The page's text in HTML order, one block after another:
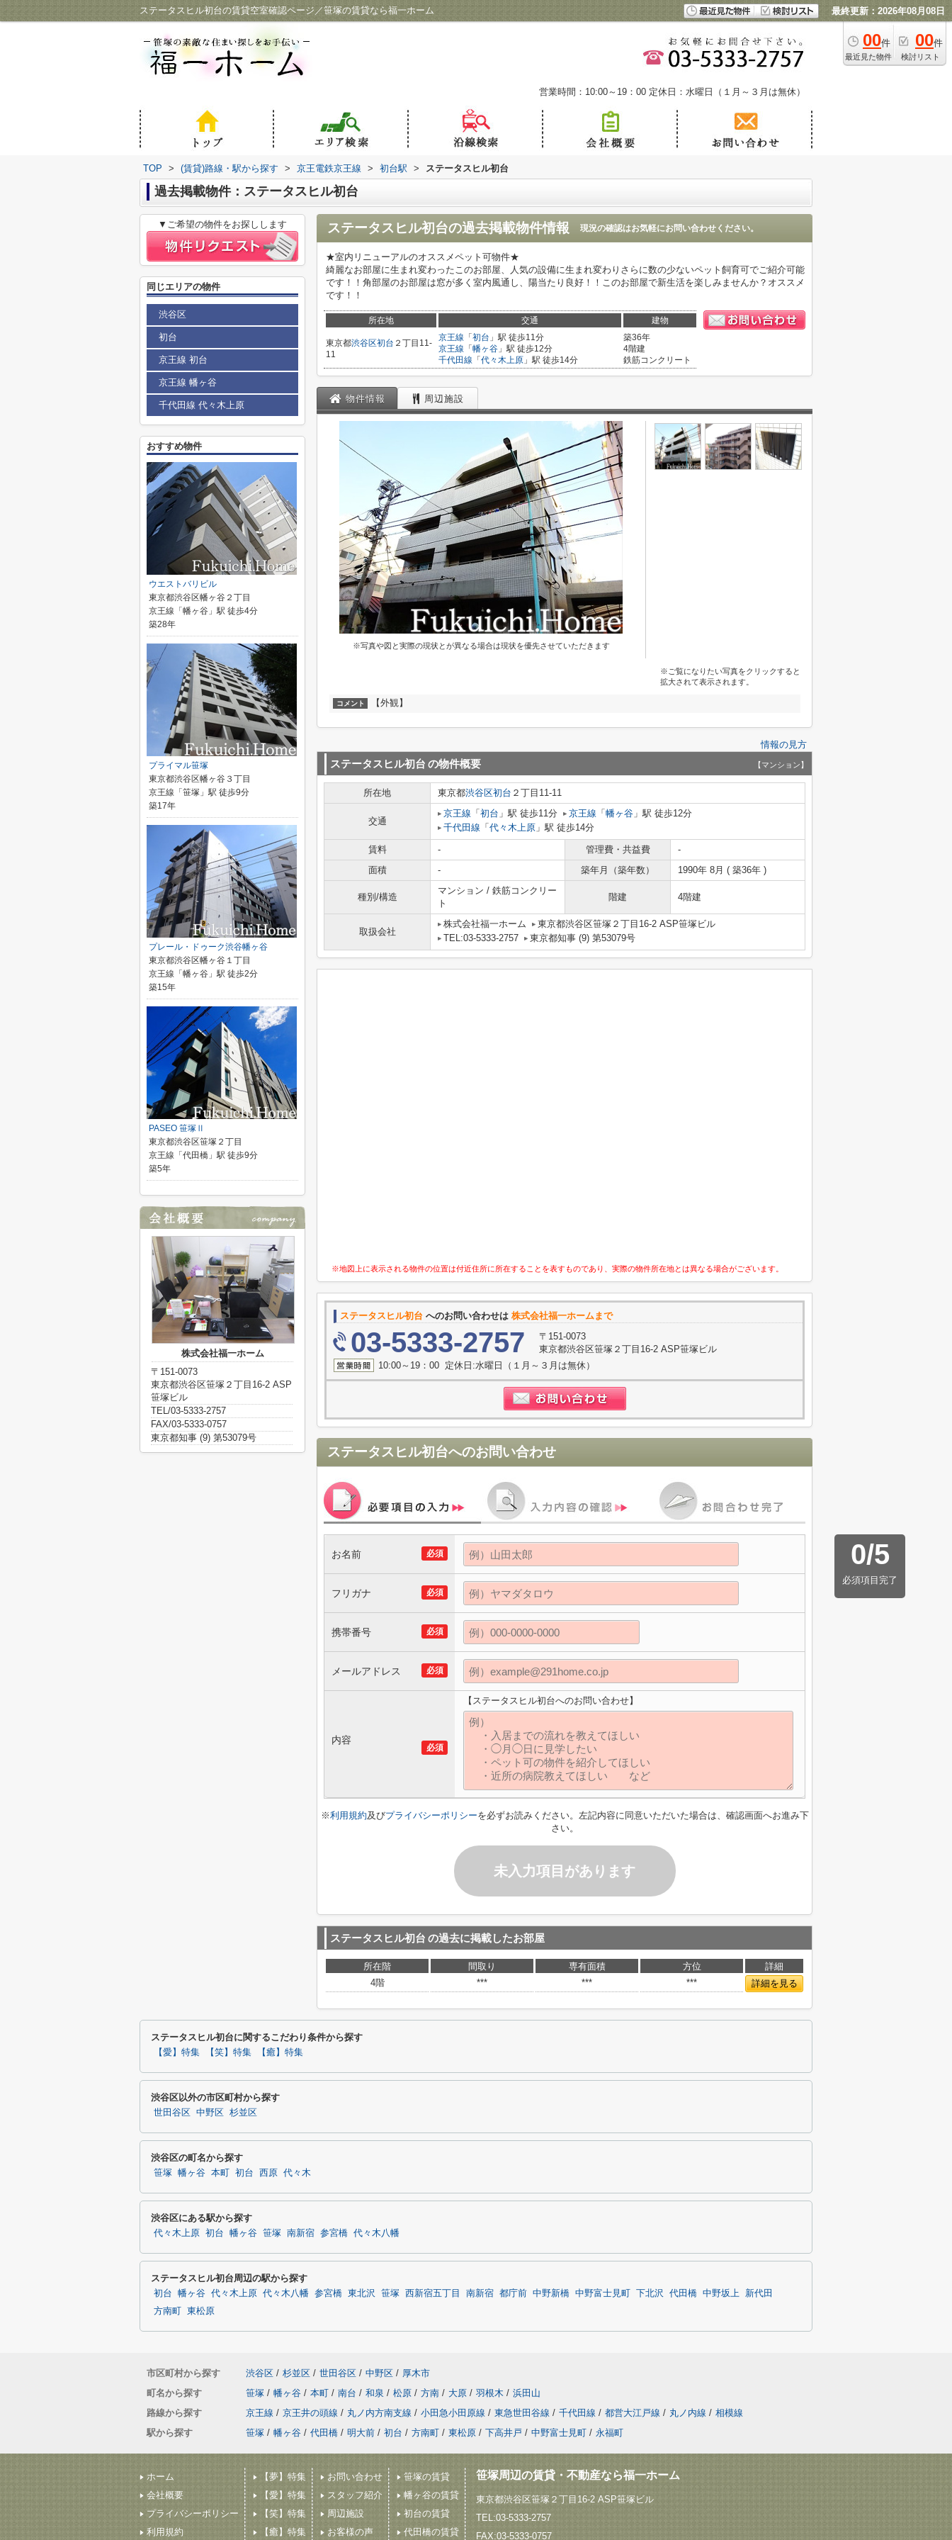
ステータスヒル初台の賃貸空室確認ページ／笹塚の賃貸なら福一ホーム 最終更新：2026年08月08日
00件
最近見た物件
00件
検討リスト
営業時間：10:00～19：00 定休日：水曜日（１月～３月は無休）
TOP > (賃貸)路線・駅から探す > 京王電鉄京王線 > 初台駅 > ステータスヒル初台
過去掲載物件：ステータスヒル初台
ステータスヒル初台の過去掲載物件情報 現況の確認はお気軽にお問い合わせください。
★室内リニューアルのオススメペット可物件★
綺麗なお部屋に生まれ変わったこのお部屋、人気の設備に生まれ変わりさらに数の少ないペット飼育可でご紹介可能
です！！角部屋のお部屋は窓が多く室内風通し、陽当たり良好！！このお部屋で新生活を楽しみませんか？オススメ
です！！
所在地 交通 建物
東京都渋谷区初台 ２丁目11-
11
京王線 「 初台 」駅 徒歩11分
京王線 「 幡ヶ谷 」駅 徒歩12分
千代田線 「 代々木上原 」駅 徒歩14分
築36年
4階建
鉄筋コンクリート
物件情報 周辺施設
※写真や図と実際の現状とが異なる場合は現状を優先させていただきます
※ご覧になりたい写真をクリックすると
拡大されて表示されます。
コメント 【外観】
情報の見方
ステータスヒル初台 の物件概要 【マンション】
所在地 東京都渋谷区初台 ２丁目11-11
交通
京王線 「 初台 」駅 徒歩11分 京王線 「 幡ヶ谷 」駅 徒歩12分
千代田線 「 代々木上原 」駅 徒歩14分
賃料 - 管理費・共益費
-
面積
- 築年月（築年数） 1990年 8月 ( 築36年 )
種別/構造
マンション / 鉄筋コンクリー
ト
階建 4階建
取扱会社
株式会社福一ホーム
東京都渋谷区笹塚２丁目16-2 ASP笹塚ビル
TEL:03-5333-2757
東京都知事 (9) 第53079号
※地図上に表示される物件の位置は付近住所に所在することを表すものであり、実際の物件所在地とは異なる場合がございます。
ステータスヒル初台 へのお問い合わせは 株式会社福一ホームまで
03-5333-2757
〒151-0073
東京都渋谷区笹塚２丁目16-2 ASP笹塚ビル
10:00～19：00 定休日:水曜日（１月～３月は無休）
ステータスヒル初台へのお問い合わせ
0/5
必須項目完了
必須
お名前
必須
フリガナ
必須
携帯番号
必須
メールアドレス
必須
内容
【ステータスヒル初台へのお問い合わせ】
※利用規約及びプライバシーポリシーを必ずお読みください。左記内容に同意いただいた場合は、確認画面へお進み下
さい。
未入力項目があります
ステータスヒル初台 の過去に掲載したお部屋
所在階 間取り 専有面積 方位
詳細
4階
*** *** *** 詳細を見る
▼ご希望の物件をお探しします
同じエリアの物件
渋谷区
初台
京王線 初台
京王線 幡ヶ谷
千代田線 代々木上原
おすすめ物件
ウエストバリビル
東京都渋谷区幡ヶ谷２丁目
京王線「幡ヶ谷」駅 徒歩4分
築28年
プライマル笹塚
東京都渋谷区幡ヶ谷３丁目
京王線「笹塚」駅 徒歩9分
築17年
プレール・ドゥーク渋谷幡ヶ谷
東京都渋谷区幡ヶ谷１丁目
京王線「幡ヶ谷」駅 徒歩2分
築15年
PASEO 笹塚Ⅱ
東京都渋谷区笹塚２丁目
京王線「代田橋」駅 徒歩9分
築5年
株式会社福一ホーム
〒151-0073
東京都渋谷区笹塚２丁目16-2 ASP
笹塚ビル
TEL/03-5333-2757
FAX/03-5333-0757
東京都知事 (9) 第53079号
ステータスヒル初台に関するこだわり条件から探す
【愛】特集 【笑】特集 【癒】特集
渋谷区以外の市区町村から探す
世田谷区 中野区 杉並区
渋谷区の町名から探す
笹塚 幡ヶ谷 本町 初台 西原 代々木
渋谷区にある駅から探す
代々木上原 初台 幡ヶ谷 笹塚 南新宿 参宮橋 代々木八幡
ステータスヒル初台周辺の駅から探す
初台 幡ヶ谷 代々木上原 代々木八幡 参宮橋 東北沢 笹塚 西新宿五丁目 南新宿 都庁前 中野新橋 中野富士見町 下北沢 代田橋 中野坂上
新代田
方南町
東松原
市区町村から探す 渋谷区 / 杉並区 / 世田谷区 / 中野区 / 厚木市
町名から探す
笹塚 / 幡ヶ谷 / 本町 / 南台 / 和泉 / 松原 / 方南 / 大原 / 羽根木 / 浜田山
路線から探す
京王線 / 京王井の頭線 / 丸ノ内方南支線 / 小田急小田原線 / 東急世田谷線 / 千代田線 / 都営大江戸線 / 丸ノ内線 / 相模線
駅から探す
笹塚 / 幡ヶ谷 / 代田橋 / 明大前 / 初台 / 方南町 / 東松原 / 下高井戸 / 中野富士見町 / 永福町
ホーム
会社概要
プライバシーポリシー
利用規約
【夢】特集
【愛】特集
【笑】特集
【癒】特集
お問い合わせ
スタッフ紹介
周辺施設
お客様の声
笹塚の賃貸
幡ヶ谷の賃貸
初台の賃貸
代田橋の賃貸
笹塚周辺の賃貸・不動産なら福一ホーム
東京都渋谷区笹塚２丁目16-2 ASP笹塚ビル
TEL:03-5333-2757
FAX:03-5333-0757